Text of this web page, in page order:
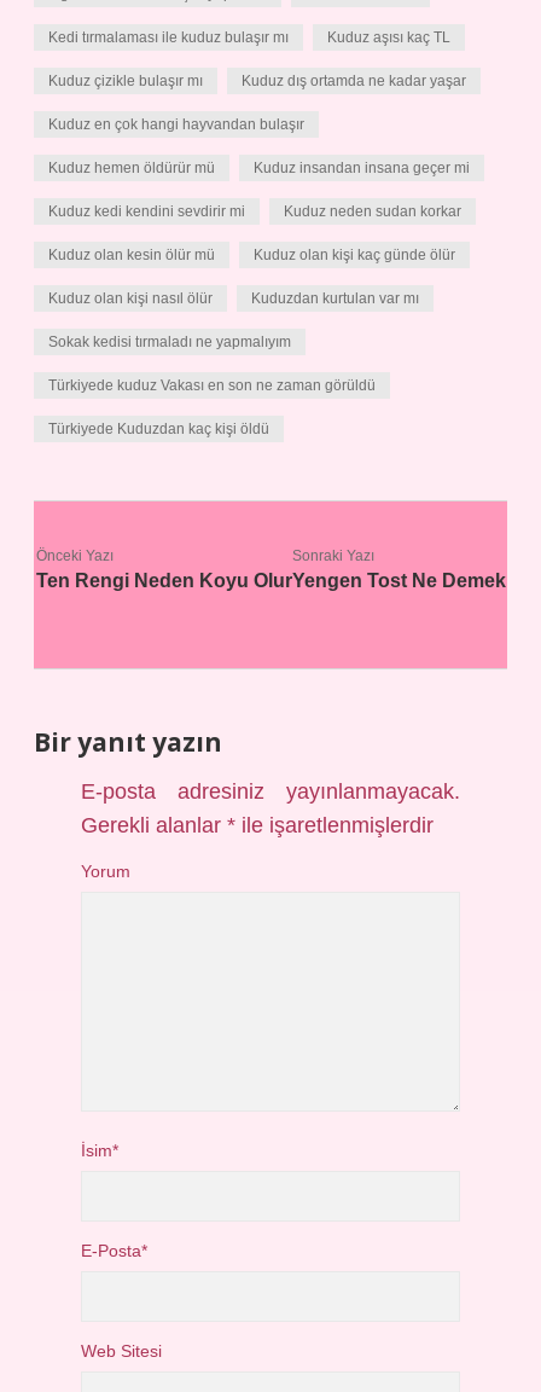
Kedi tırmalaması ile kuduz bulaşır mı Kuduz aşısı kaç TL
Kuduz çizikle bulaşır mı Kuduz dış ortamda ne kadar yaşar
Kuduz en çok hangi hayvandan bulaşır
Kuduz hemen öldürür mü Kuduz insandan insana geçer mi
Kuduz kedi kendini sevdirir mi Kuduz neden sudan korkar
Kuduz olan kesin ölür mü Kuduz olan kişi kaç günde ölür
Kuduz olan kişi nasıl ölür Kuduzdan kurtulan var mı
Sokak kedisi tırmaladı ne yapmalıyım
Türkiyede kuduz Vakası en son ne zaman görüldü
Türkiyede Kuduzdan kaç kişi öldü
Önceki Yazı
Ten Rengi Neden Koyu Olur
Sonraki Yazı
Yengen Tost Ne Demek
Bir yanıt yazın
E-posta adresiniz yayınlanmayacak.
Gerekli alanlar* ile işaretlenmişlerdir
Yorum
İsim*
E-Posta*
Web Sitesi